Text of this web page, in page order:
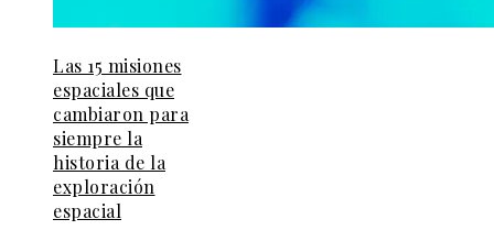
Las 15 misiones
espaciales que
cambiaron para
siempre la
historia de la
exploración
espacial